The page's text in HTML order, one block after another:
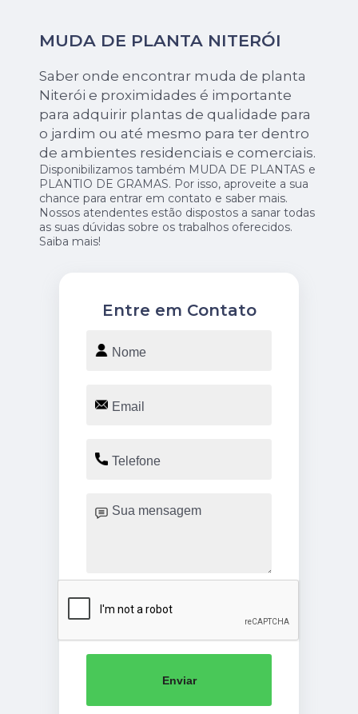
MUDA DE PLANTA NITERÓI
Saber onde encontrar muda de planta
Niterói e proximidades é importante
para adquirir plantas de qualidade para
o jardim ou até mesmo para ter dentro
de ambientes residenciais e comerciais.
Disponibilizamos também MUDA DE PLANTAS e
PLANTIO DE GRAMAS. Por isso, aproveite a sua
chance para entrar em contato e saber mais.
Nossos atendentes estão dispostos a sanar todas
as suas dúvidas sobre os trabalhos oferecidos.
Saiba mais!
Entre em Contato
Enviar